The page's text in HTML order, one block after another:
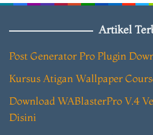
Artikel
Post Generator Pro Plugin
Kursus Atigan Wallpaper
Download WABlasterPro V.4
Disini